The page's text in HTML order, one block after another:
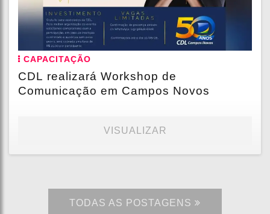
CAPACITAÇÃO
CDL realizará Workshop de
Comunicação em Campos Novos
VISUALIZAR
TODAS AS POSTAGENS